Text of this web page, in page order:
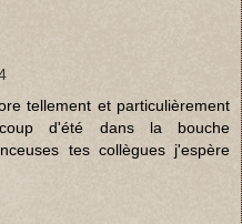
tellement et particulièrement
d'été dans la bouche
tes collègues j'espère